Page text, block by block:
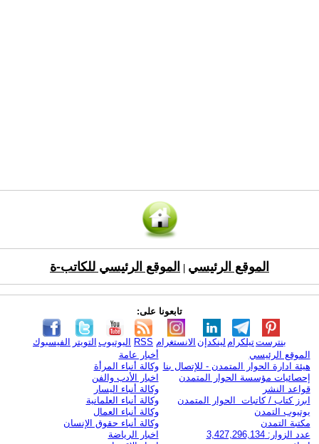
الموقع الرئيسي الموقع الرئيسي للكاتب-ة
تابعونا على:
الفيسبوك التويتر اليوتيوب RSS الانستغرام لينكدإن تيلكرامبنترست
الموقع الرئيسي
هيئة ادارة الحوار المتمدن - للإتصال بنا
إحصائيات مؤسسة الحوار المتمدن
قواعد النشر
ابرز كتاب / كاتبات الحوار المتمدن
يوتيوب التمدن
مكتبة التمدن
عدد الزوار: 3,427,296,134
أخبار عامة
وكالة أنباء المرأة
اخبار الأدب والفن
وكالة أنباء اليسار
وكالة أنباء العلمانية
وكالة أنباء العمال
وكالة أنباء حقوق الإنسان
اخبار الرياضة